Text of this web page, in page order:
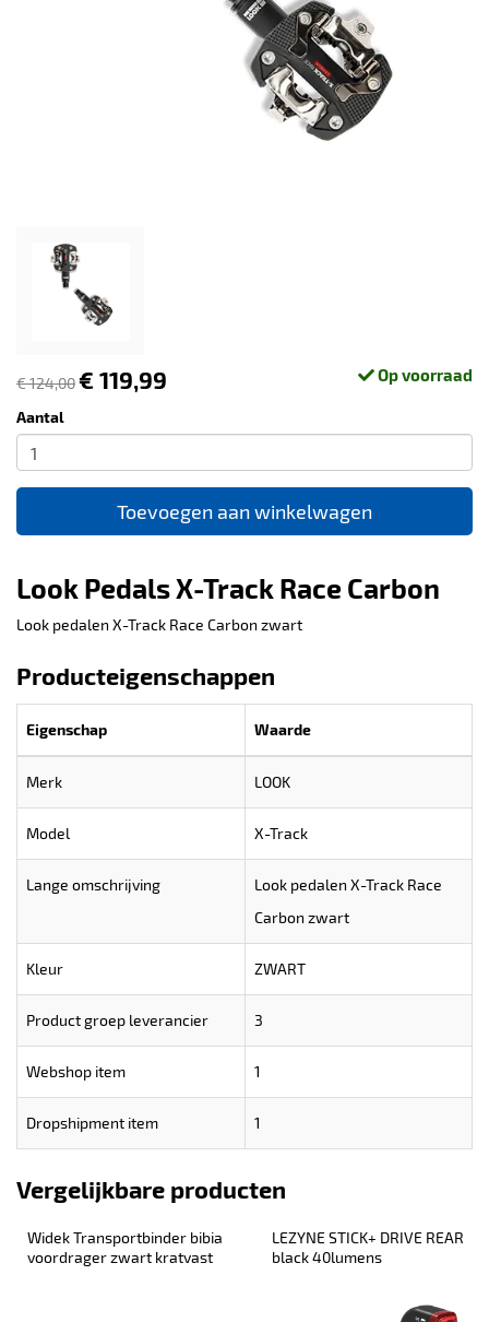
€ 124,00€ 119,99 Op voorraad
Aantal
Toevoegen aan winkelwagen
Look Pedals X-Track Race Carbon
Look pedalen X-Track Race Carbon zwart
Producteigenschappen
Eigenschap Waarde
Merk LOOK
Model X-Track
Lange omschrijving
Look pedalen X-Track Race
Carbon zwart
Kleur ZWART
Product groep leverancier 3
Webshop item 1
Dropshipment item 1
Vergelijkbare producten
Widek Transportbinder bibia
voordrager zwart kratvast
LEZYNE STICK+ DRIVE REAR
black 40lumens